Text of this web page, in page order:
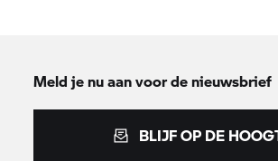
Meld je nu aan voor de nieuwsbrief
BLIJF OP DE